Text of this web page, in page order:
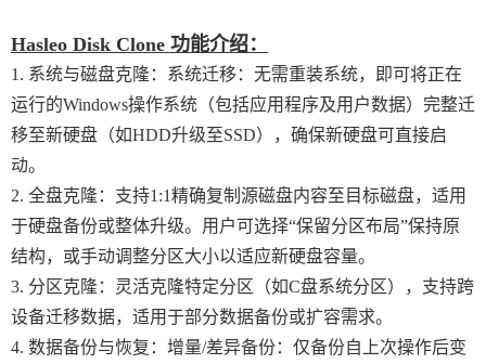
Hasleo Disk Clone 功能介绍：
1. 系统与磁盘克隆：系统迁移：无需重装系统，即可将正在
运行的Windows操作系统（包括应用程序及用户数据）完整迁
移至新硬盘（如HDD升级至SSD），确保新硬盘可直接启
动。
2. 全盘克隆：支持1:1精确复制源磁盘内容至目标磁盘，适用
于硬盘备份或整体升级。用户可选择“保留分区布局”保持原
结构，或手动调整分区大小以适应新硬盘容量。
3. 分区克隆：灵活克隆特定分区（如C盘系统分区），支持跨
设备迁移数据，适用于部分数据备份或扩容需求。
4. 数据备份与恢复：增量/差异备份：仅备份自上次操作后变